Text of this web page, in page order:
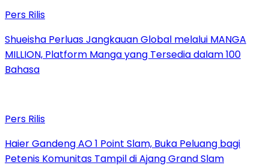
Pers Rilis
Shueisha Perluas Jangkauan Global melalui MANGA
MILLION, Platform Manga yang Tersedia dalam 100
Bahasa
Pers Rilis
Haier Gandeng AO 1 Point Slam, Buka Peluang bagi
Petenis Komunitas Tampil di Ajang Grand Slam